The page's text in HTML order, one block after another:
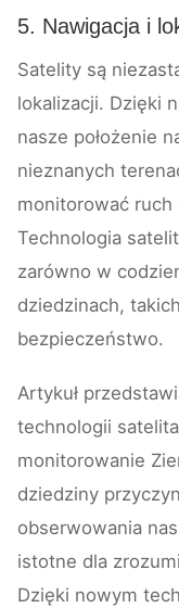
5. Nawigacja i
Satelity są
lokalizacji. Dzięki
nasze położenie
nieznanych
monitorować ruch
Technologia
zarówno w
dziedzinach,
bezpieczeństwo.
Artykuł
technologii
monitorowanie
dziedziny
obserwowania
istotne dla
Dzięki nowym